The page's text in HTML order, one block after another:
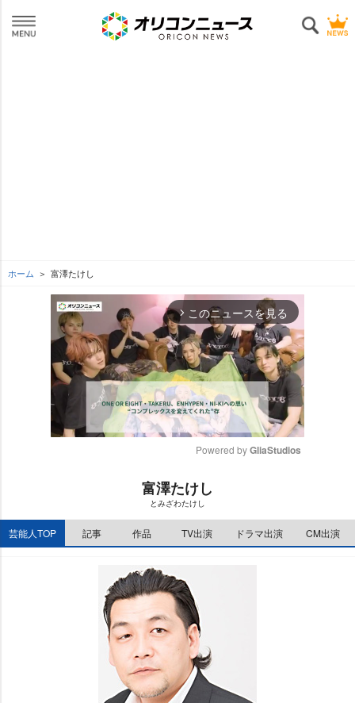
ホーム 富澤たけし
arrow_forward_ios このニュースを見る
e
Powered by GliaStudios
富澤たけし
とみざわたけし
芸能人TOP 記事 作品 TV出演 ドラマ出演 CM出演